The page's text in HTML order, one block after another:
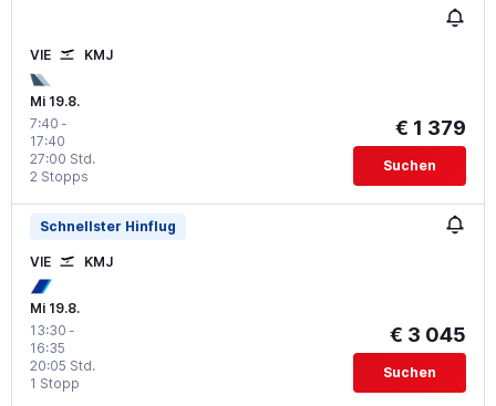
VIE KMJ
Mi 19.8.
7:40 -
17:40
2 Stopps
27:00 Std.
€ 1 379
Suchen
Schnellster Hinflug
VIE KMJ
Mi 19.8.
13:30 -
16:35
1 Stopp
20:05 Std.
€ 3 045
Suchen